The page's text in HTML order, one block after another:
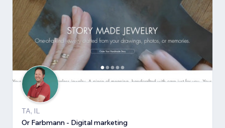
TA, IL
Or Farbmann - Digital marketing